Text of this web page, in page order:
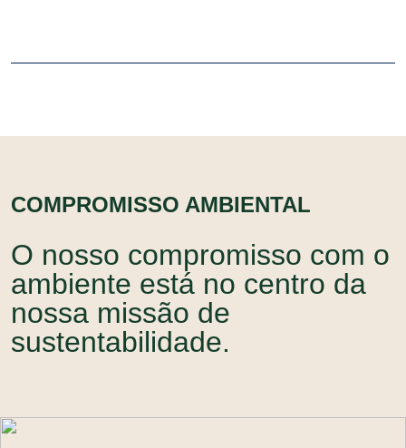
COMPROMISSO AMBIENTAL
O nosso compromisso com o
ambiente está no centro da
nossa missão de
sustentabilidade.